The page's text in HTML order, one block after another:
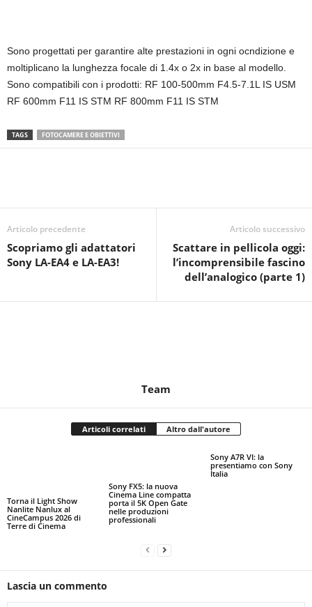
Sono progettati per garantire alte prestazioni in ogni ocndizione e
moltiplicano la lunghezza focale di 1.4x o 2x in base al modello.
Sono compatibili con i prodotti: RF 100-500mm F4.5-7.1L IS USM
RF 600mm F11 IS STM RF 800mm F11 IS STM
TAGS FOTOCAMERE E OBIETTIVI
Articolo precedente
Scopriamo gli adattatori
Sony LA-EA4 e LA-EA3!
Articolo successivo
Scattare in pellicola oggi:
l’incomprensibile fascino
dell’analogico (parte 1)
Team
Articoli correlati Altro dall'autore
Torna il Light Show
Nanlite Nanlux al
CineCampus 2026 di
Terre di Cinema
Sony FX5: la nuova
Cinema Line compatta
porta il 5K Open Gate
nelle produzioni
professionali
Sony A7R VI: la
presentiamo con Sony
Italia
Lascia un commento